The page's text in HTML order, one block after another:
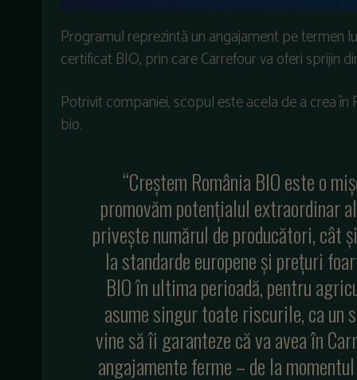
Programul reprezintă un angajament pe termen
certificat BIO, prin care Carrefour va oferi sprijin
Potrivit companiei, scopul este acela de a crea
bio.
“Creștem România BIO este o
promovăm potențialul extraordinar
privește numărul de producători,
la standarde europene și prețuri
BIO în ultima perioadă, pentru
asume singur toate riscurile, ca un
vine să îi garanteze că va avea în
angajamente ferme – de la